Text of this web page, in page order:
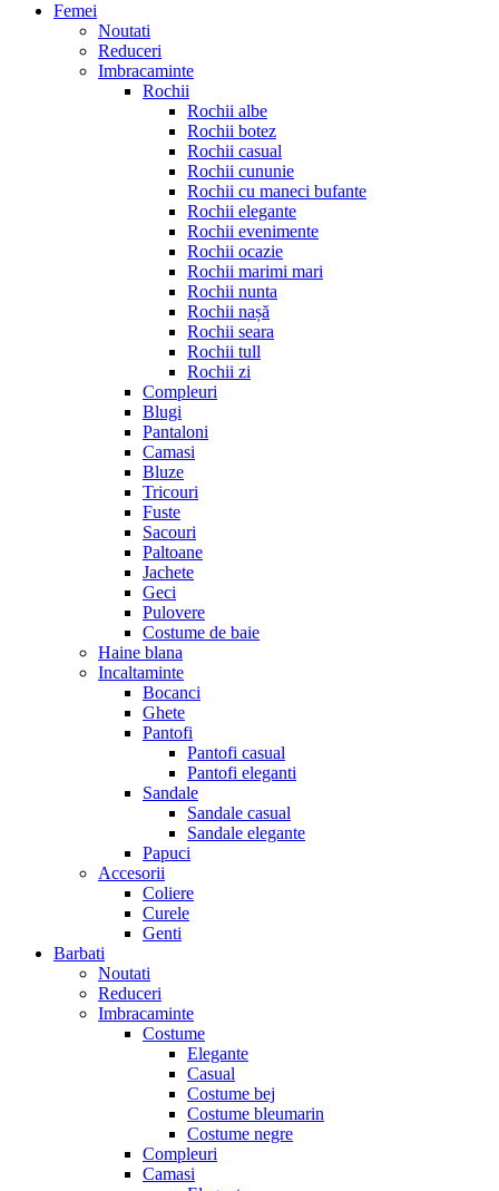
Femei
Noutati
Reduceri
Imbracaminte
Rochii
Rochii albe
Rochii botez
Rochii casual
Rochii cununie
Rochii cu maneci bufante
Rochii elegante
Rochii evenimente
Rochii ocazie
Rochii marimi mari
Rochii nunta
Rochii nașă
Rochii seara
Rochii tull
Rochii zi
Compleuri
Blugi
Pantaloni
Camasi
Bluze
Tricouri
Fuste
Sacouri
Paltoane
Jachete
Geci
Pulovere
Costume de baie
Haine blana
Incaltaminte
Bocanci
Ghete
Pantofi
Pantofi casual
Pantofi eleganti
Sandale
Sandale casual
Sandale elegante
Papuci
Accesorii
Coliere
Curele
Genti
Barbati
Noutati
Reduceri
Imbracaminte
Costume
Elegante
Casual
Costume bej
Costume bleumarin
Costume negre
Compleuri
Camasi